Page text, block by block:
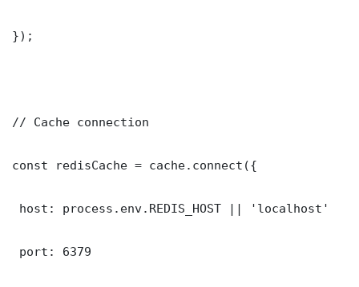
});
// Cache connection
const redisCache = cache.connect({
host: process.env.REDIS_HOST || 'localhost'
port: 6379